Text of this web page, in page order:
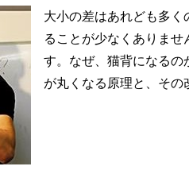
大小の差はあれども多
ることが少なくありませ
す。なぜ、猫背になるの
が丸くなる原理と、その